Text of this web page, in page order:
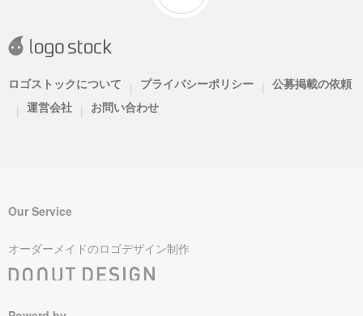
ロゴストックについて | プライバシーポリシー | 公募掲載の依頼
| 運営会社 | お問い合わせ
Our Service
オーダーメイドのロゴデザイン制作